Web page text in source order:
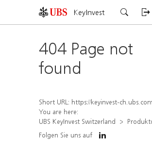
KeyInvest
404 Page not
found
Short URL: https://keyinvest-ch.ubs.com/produkt/detail/index/isin/
You are here:
UBS KeyInvest Switzerland
Folgen Sie uns auf